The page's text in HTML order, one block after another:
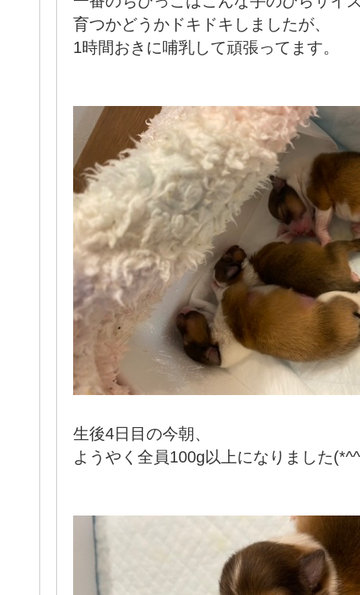
育つかどうかドキドキしましたが、
1時間おきに哺乳して頑張ってます。
生後4日目の今朝、
ようやく全員100g以上になりました